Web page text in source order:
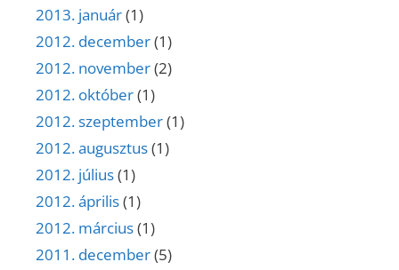
2013. január(1)
2012. december(1)
2012. november(2)
2012. október(1)
2012. szeptember(1)
2012. augusztus(1)
2012. július(1)
2012. április(1)
2012. március(1)
2011. december(5)